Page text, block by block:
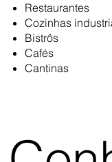
Restaurantes
Cozinhas
Bistrôs
Cafés
Cantinas